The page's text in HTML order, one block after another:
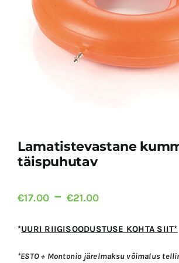
KOMPRESSIOONTOOTED JA
LIIKUMISABIVAHENDID
ORTOOSID
Lamatistevastane
täispuhutav
€17.00 – €21.00Price
€17.00
through
*UURI RIIGISOODUSTUSE KOHTA SIIT*
*ESTO + Montonio järelmaksu võimalus